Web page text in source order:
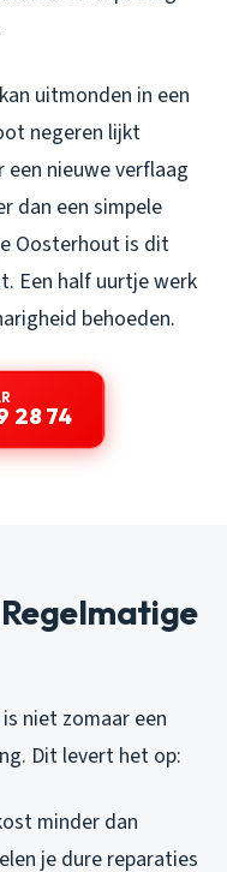
uitmonden in een
negeren lijkt
een nieuwe verflaag
dan een simpele
Oosterhout is dit
Een half uurtje werk
behoeden.
28 74
niet zomaar een
Dit levert het op:
minder dan
je dure reparaties